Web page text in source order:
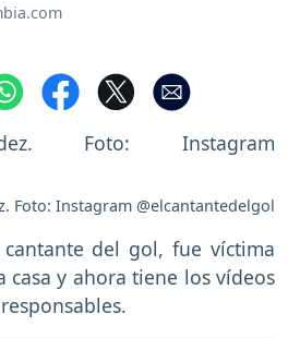
Foto: Instagram @elcantantedelgol
cantante del gol, fue víctima
y ahora tiene los vídeos